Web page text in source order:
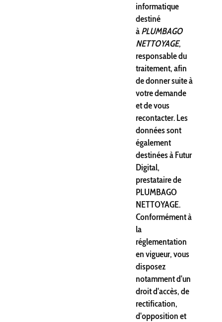
informatique
destiné
àPLUMBAGO
NETTOYAGE,
responsable du
traitement, afin
de donner suite à
votre demande
et de vous
recontacter. Les
données sont
également
destinées à Futur
Digital,
prestataire de
PLUMBAGO
NETTOYAGE.
Conformément à
la
réglementation
en vigueur, vous
disposez
notamment d'un
droit d'accès, de
rectification,
d'opposition et